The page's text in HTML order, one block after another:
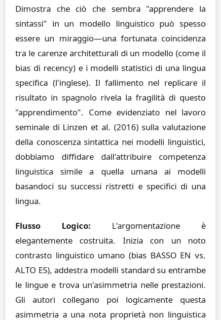
Dimostra che ciò che sembra "apprendere la
sintassi" in un modello linguistico può spesso
essere un miraggio—una fortunata coincidenza
tra le carenze architetturali di un modello (come il
bias di recency) e i modelli statistici di una lingua
specifica (l'inglese). Il fallimento nel replicare il
risultato in spagnolo rivela la fragilità di questo
"apprendimento". Come evidenziato nel lavoro
seminale di Linzen et al. (2016) sulla valutazione
della conoscenza sintattica nei modelli linguistici,
dobbiamo diffidare dall'attribuire competenza
linguistica simile a quella umana ai modelli
basandoci su successi ristretti e specifici di una
lingua.
Flusso Logico: L'argomentazione è
elegantemente costruita. Inizia con un noto
contrasto linguistico umano (bias BASSO EN vs.
ALTO ES), addestra modelli standard su entrambe
le lingue e trova un'asimmetria nelle prestazioni.
Gli autori collegano poi logicamente questa
asimmetria a una nota proprietà non linguistica